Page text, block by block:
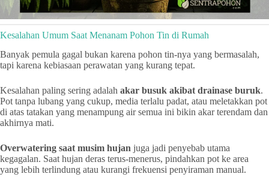
Kesalahan Umum Saat Menanam Pohon Tin di Rumah
Banyak pemula gagal bukan karena pohon tin-nya yang bermasalah,
tapi karena kebiasaan perawatan yang kurang tepat.
Kesalahan paling sering adalah akar busuk akibat drainase buruk.
Pot tanpa lubang yang cukup, media terlalu padat, atau meletakkan pot
di atas tatakan yang menampung air semua ini bikin akar terendam dan
akhirnya mati.
Overwatering saat musim hujan juga jadi penyebab utama
kegagalan. Saat hujan deras terus-menerus, pindahkan pot ke area
yang lebih terlindung atau kurangi frekuensi penyiraman manual.